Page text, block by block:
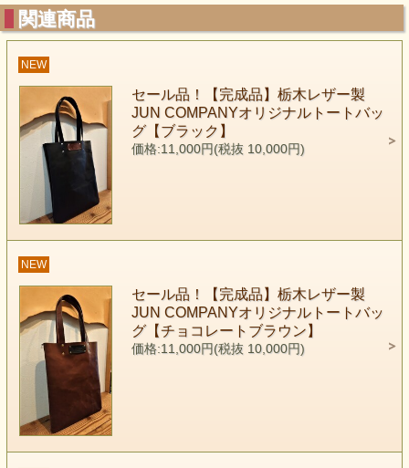
関連商品
NEW
セール品！【完成品】栃木レザー製
JUN COMPANYオリジナルトートバッ
グ【ブラック】
価格:11,000円(税抜 10,000円)
NEW
セール品！【完成品】栃木レザー製
JUN COMPANYオリジナルトートバッ
グ【チョコレートブラウン】
価格:11,000円(税抜 10,000円)